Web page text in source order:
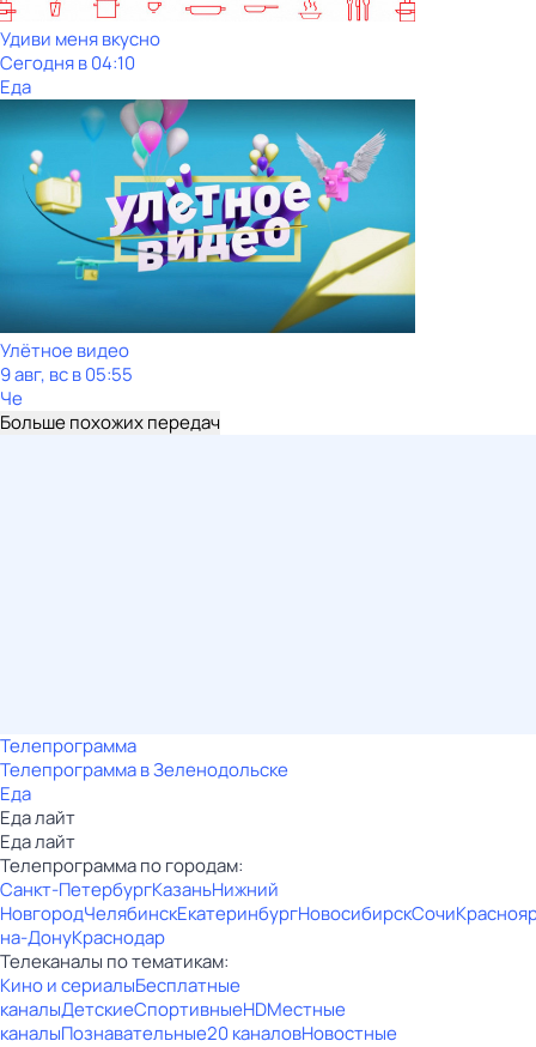
Удиви меня вкусно
Сегодня в 04:10
Еда
Улётное видео
9 авг, вс в 05:55
Че
Больше похожих передач
Телепрограмма
Телепрограмма в Зеленодольске
Еда
Еда лайт
Еда лайт
Телепрограмма по городам:
Санкт-ПетербургКазаньНижний
НовгородЧелябинскЕкатеринбургНовосибирскСочи
на-ДонуКраснодар
Телеканалы по тематикам:
Кино и сериалыБесплатные
каналыДетскиеСпортивныеHDМестные
каналыПознавательные20 каналовНовостные